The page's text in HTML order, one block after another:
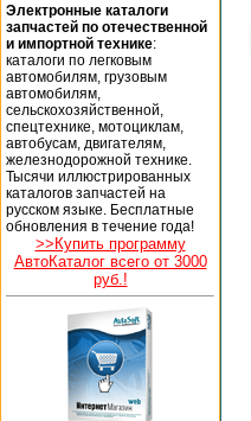
Электронные каталоги
запчастей по отечественной
и импортной технике:
каталоги по легковым
автомобилям, грузовым
автомобилям,
сельскохозяйственной,
спецтехнике, мотоциклам,
автобусам, двигателям,
железнодорожной технике.
Тысячи иллюстрированных
каталогов запчастей на
русском языке. Бесплатные
обновления в течение года!
>>Купить программу
АвтоКаталог всего от 3000
руб.!